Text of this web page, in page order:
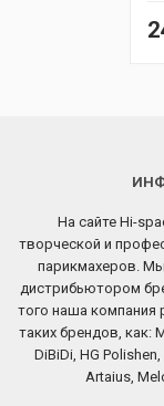
На сайте Hi-
творческой и
парикмахеров.
дистрибьютором
того наша компания
таких брендов, как:
DiBiDi, HG
Artaius,